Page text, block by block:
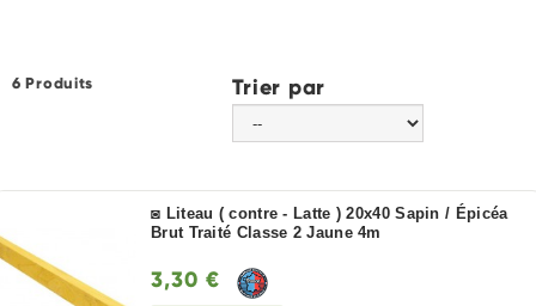
6 Produits Trier par
◙ Liteau ( contre - Latte ) 20x40 Sapin / Épicéa
Brut Traité Classe 2 Jaune 4m
3,30 €